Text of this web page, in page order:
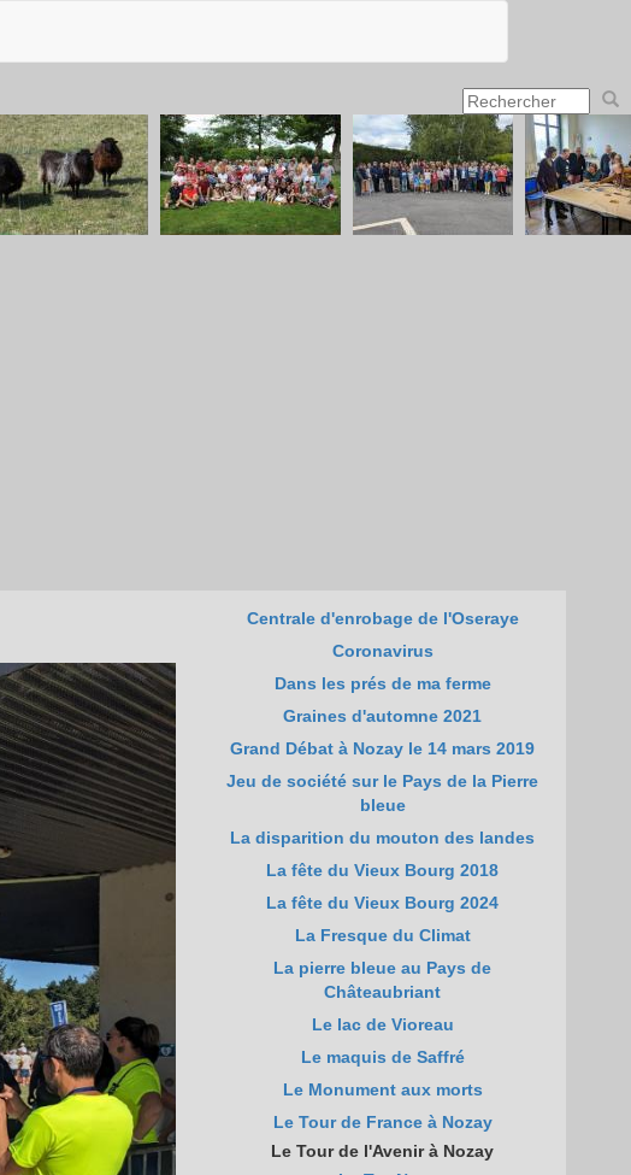
Centrale d'enrobage de l'Oseraye
Coronavirus
Dans les prés de ma ferme
Graines d'automne 2021
Grand Débat à Nozay le 14 mars 2019
Jeu de société sur le Pays de la Pierre
bleue
La disparition du mouton des landes
La fête du Vieux Bourg 2018
La fête du Vieux Bourg 2024
La Fresque du Climat
La pierre bleue au Pays de
Châteaubriant
Le lac de Vioreau
Le maquis de Saffré
Le Monument aux morts
Le Tour de France à Nozay
Le Tour de l'Avenir à Nozay